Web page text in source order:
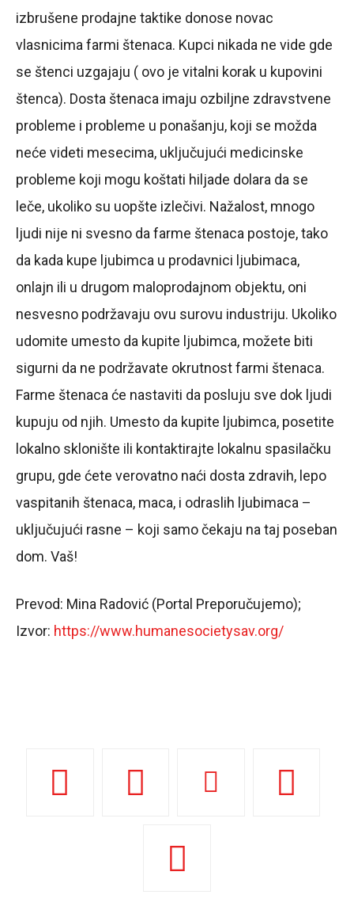
izbrušene prodajne taktike donose novac
vlasnicima farmi štenaca. Kupci nikada ne vide gde
se štenci uzgajaju ( ovo je vitalni korak u kupovini
štenca). Dosta štenaca imaju ozbiljne zdravstvene
probleme i probleme u ponašanju, koji se možda
neće videti mesecima, uključujući medicinske
probleme koji mogu koštati hiljade dolara da se
leče, ukoliko su uopšte izlečivi. Nažalost, mnogo
ljudi nije ni svesno da farme štenaca postoje, tako
da kada kupe ljubimca u prodavnici ljubimaca,
onlajn ili u drugom maloprodajnom objektu, oni
nesvesno podržavaju ovu surovu industriju. Ukoliko
udomite umesto da kupite ljubimca, možete biti
sigurni da ne podržavate okrutnost farmi štenaca.
Farme štenaca će nastaviti da posluju sve dok ljudi
kupuju od njih. Umesto da kupite ljubimca, posetite
lokalno sklonište ili kontaktirajte lokalnu spasilačku
grupu, gde ćete verovatno naći dosta zdravih, lepo
vaspitanih štenaca, maca, i odraslih ljubimaca –
uključujući rasne – koji samo čekaju na taj poseban
dom. Vaš!
Prevod: Mina Radović (Portal Preporučujemo);
Izvor: https://www.humanesocietysav.org/